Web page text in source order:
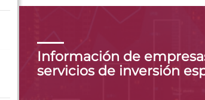
Información de
servicios de inversión